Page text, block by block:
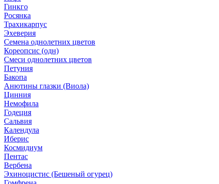
Гинкго
Росянка
Трахикарпус
Эхеверия
Семена однолетних цветов
Кореопсис (одн)
Смеси однолетних цветов
Петуния
Бакопа
Анютины глазки (Виола)
Цинния
Немофила
Годеция
Сальвия
Календула
Иберис
Космидиум
Пентас
Вербена
Эхиноцистис (Бешеный огурец)